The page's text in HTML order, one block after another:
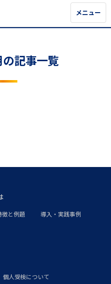
メニュー
メニュー
記事一覧
徴と例題 導入・実践事例
個人受検について